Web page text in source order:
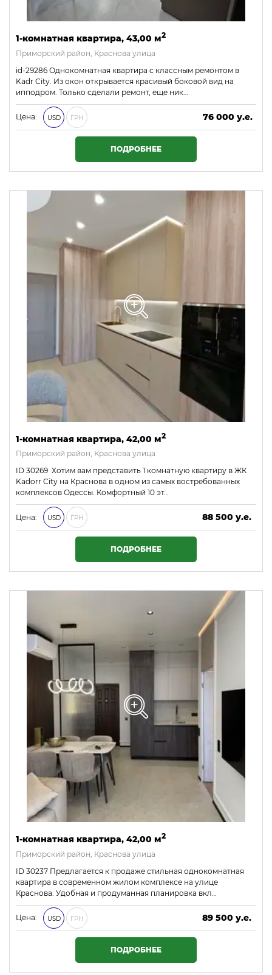
1-комнатная квартира, 43,00 м2
Приморский район, Краснова улица
id-29286 Однокомнатная квартира с классным ремонтом в
Kadr City. Из окон открывается красивый боковой вид на
ипподром. Только сделали ремонт, еще ник…
Цена: USD ГРН
76 000 у.е.
3 268 000 ₴
ПОДРОБНЕЕ
1-комнатная квартира, 42,00 м2
Приморский район, Краснова улица
ID 30269 Хотим вам представить 1 комнатную квартиру в ЖК
Kadorr City на Краснова в одном из самых востребованных
комплексов Одессы. Комфортный 10 эт…
Цена: USD ГРН
88 500 у.е.
3 805 500 ₴
ПОДРОБНЕЕ
1-комнатная квартира, 42,00 м2
Приморский район, Краснова улица
ID 30237 Предлагается к продаже стильная однокомнатная
квартира в современном жилом комплексе на улице
Краснова. Удобная и продуманная планировка вкл…
Цена: USD ГРН
89 500 у.е.
3 848 500 ₴
ПОДРОБНЕЕ